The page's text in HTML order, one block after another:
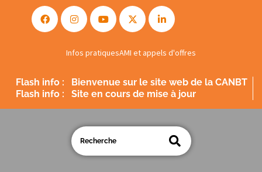
Flash info :
Bienvenue sur le site web de la CANBT
Flash info :
Site en cours de mise à jour
Infos pratiquesAMI et appels d'offres